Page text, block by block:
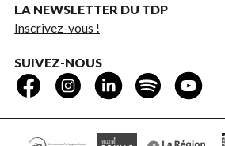
LA NEWSLETTER DU TDP
Inscrivez-vous !
SUIVEZ-NOUS